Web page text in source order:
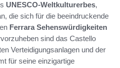
UNESCO-Weltkulturerbes,
die sich für die beeindruckende
Ferrara Sehenswürdigkeiten
sind das Castello
Verteidigungsanlagen und der
für seine einzigartige